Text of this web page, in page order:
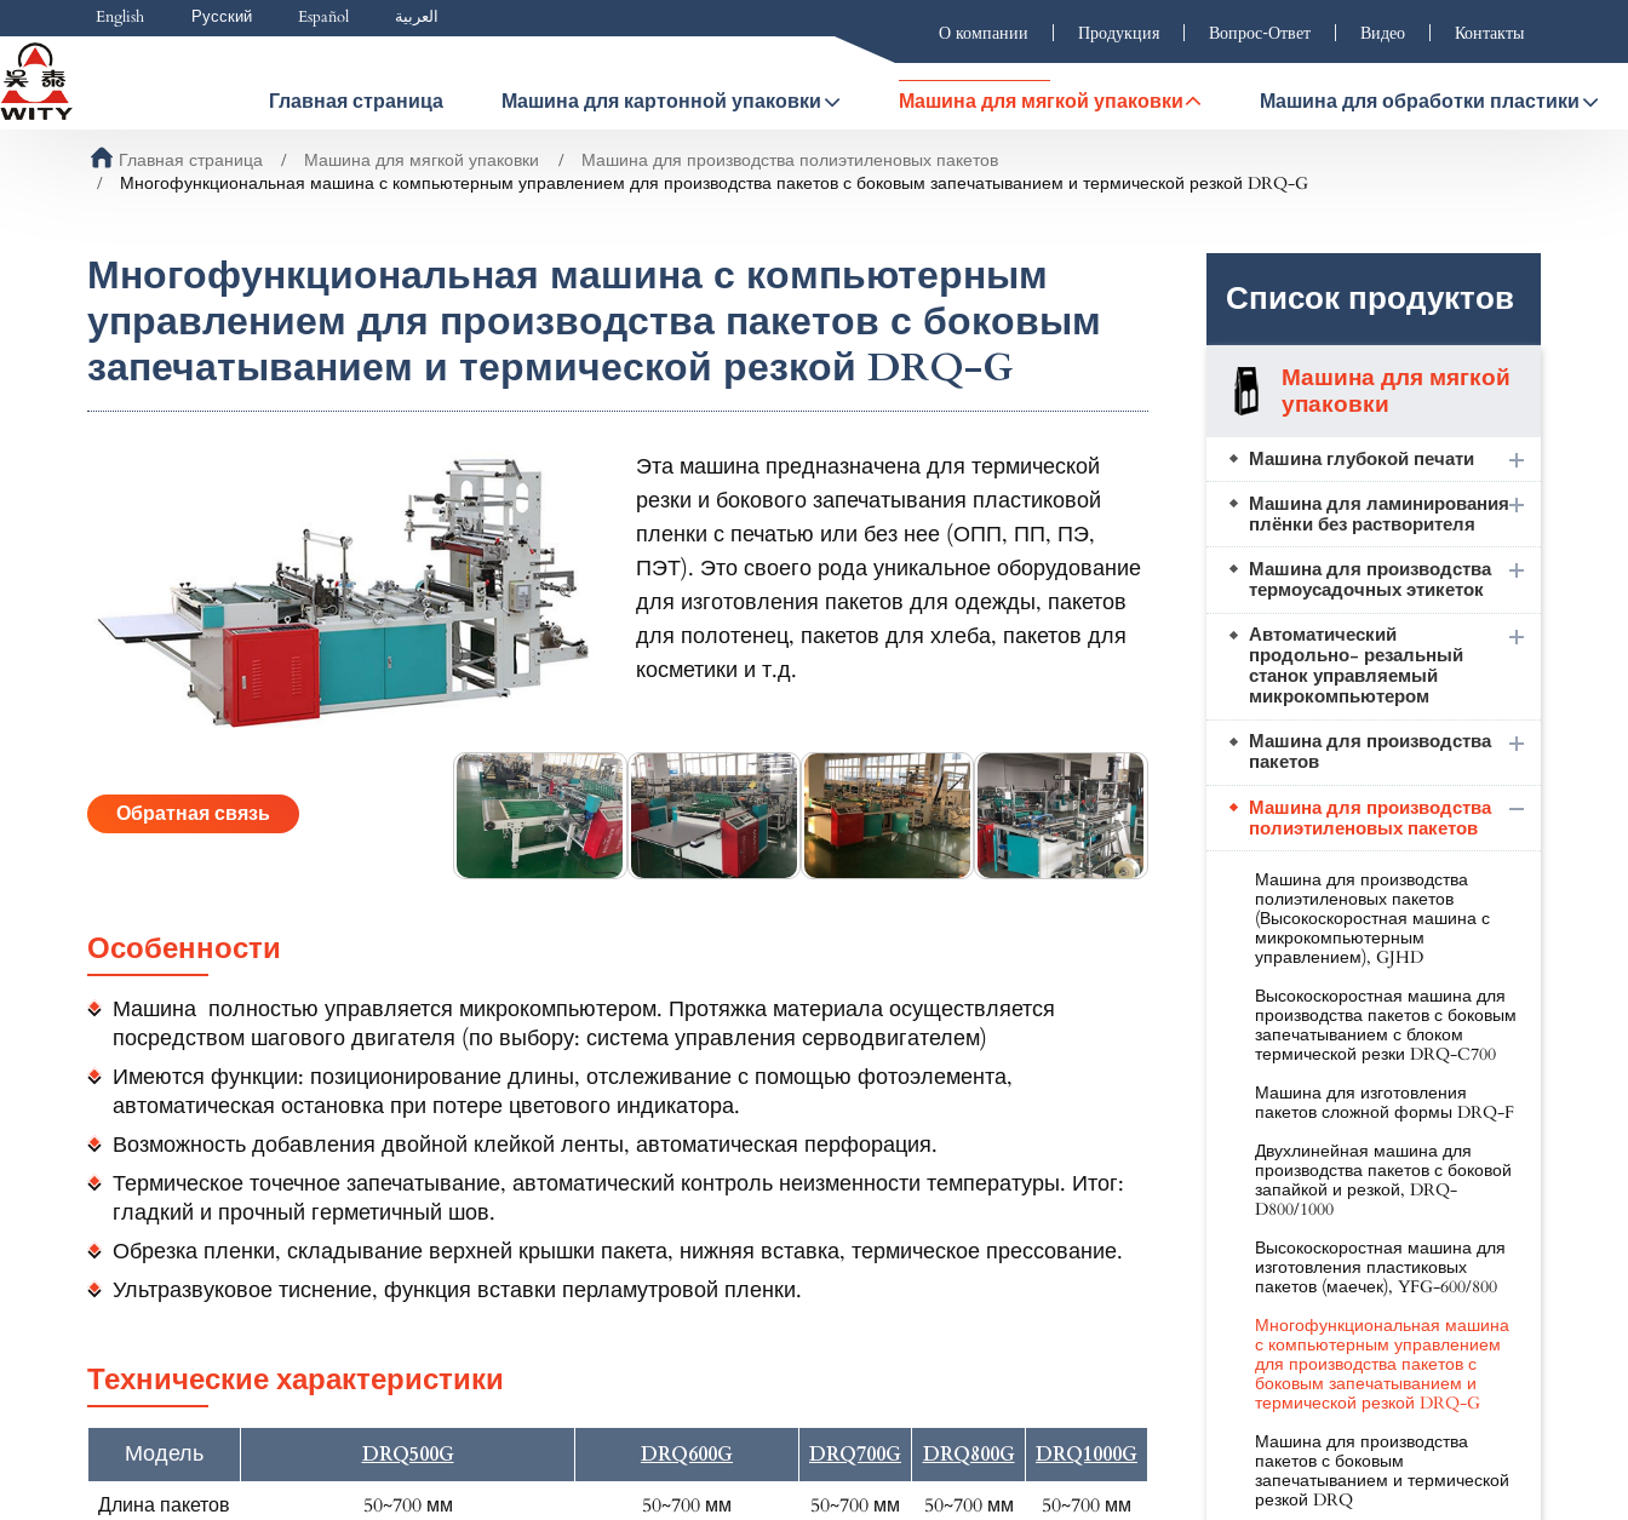
English Русский Español العربية
О компании Продукция Вопрос-Ответ Видео Контакты
Главная страница Машина для картонной упаковки Машина для мягкой упаковки Машина для обработки пластики
Главная страница Машина для мягкой упаковки
Машина для производства полиэтиленовых пакетов
Многофункциональная машина с компьютерным управлением для производства пакетов с боковым запечатыванием и термической резкой DRQ-G
Многофункциональная машина с компьютерным
управлением для производства пакетов с боковым
запечатыванием и термической резкой DRQ-G
Эта машина предназначена для термической
резки и бокового запечатывания пластиковой
пленки с печатью или без нее (ОПП, ПП, ПЭ,
ПЭТ). Это своего рода уникальное оборудование
для изготовления пакетов для одежды, пакетов
для полотенец, пакетов для хлеба, пакетов для
косметики и т.д.
Обратная связь
Особенности
Машина полностью управляется микрокомпьютером. Протяжка материала осуществляется
посредством шагового двигателя (по выбору: система управления серводвигателем)
Имеются функции: позиционирование длины, отслеживание с помощью фотоэлемента,
автоматическая остановка при потере цветового индикатора.
Возможность добавления двойной клейкой ленты, автоматическая перфорация.
Термическое точечное запечатывание, автоматический контроль неизменности температуры. Итог:
гладкий и прочный герметичный шов.
Обрезка пленки, складывание верхней крышки пакета, нижняя вставка, термическое прессование.
Ультразвуковое тиснение, функция вставки перламутровой пленки.
Технические характеристики
Модель DRQ500G DRQ600G DRQ700G DRQ800G
DRQ1000G
Длина пакетов
50~700 мм 50~700 мм 50~700 мм 50~700 мм
50~700 мм
Список продуктов
Машина для мягкой
упаковки
Машина глубокой печати
Машина для ламинирования
плёнки без растворителя
Машина для производства
термоусадочных этикеток
Автоматический
продольно- резальный
станок управляемый
микрокомпьютером
Машина для производства
пакетов
Машина для производства
полиэтиленовых пакетов
Машина для производства
полиэтиленовых пакетов
(Высокоскоростная машина с
микрокомпьютерным
управлением), GJHD
Высокоскоростная машина для
производства пакетов с боковым
запечатыванием с блоком
термической резки DRQ-C700
Машина для изготовления
пакетов сложной формы DRQ-F
Двухлинейная машина для
производства пакетов с боковой
запайкой и резкой, DRQ-
D800/1000
Высокоскоростная машина для
изготовления пластиковых
пакетов (маечек), YFG-600/800
Многофункциональная машина
с компьютерным управлением
для производства пакетов с
боковым запечатыванием и
термической резкой DRQ-G
Машина для производства
пакетов с боковым
запечатыванием и термической
резкой DRQ